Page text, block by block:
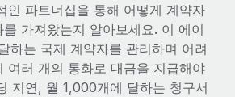
준수 업무 처리에 전문가 지원 제공
곧 제공 예정
컨설팅
트
인 파트너십을 통해 어떻게 계약자
가져왔는지 알아보세요. 이 에이
하는 국제 계약자를 관리하며 어려
여러 개의 통화로 대금을 지급해야
지연, 월 1,000개에 달하는 청구서